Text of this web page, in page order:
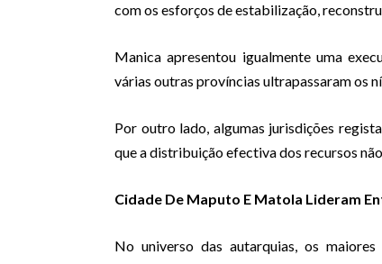
com os esforços de estabilização,
Manica apresentou igualmente uma
várias outras províncias ultrapassaram os
Por outro lado, algumas jurisdições
que a distribuição efectiva dos recursos
Cidade De Maputo E Matola Lideram
No universo das autarquias, os